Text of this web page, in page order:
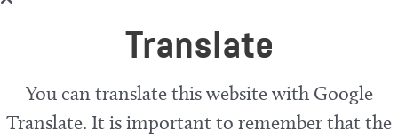
Translate
You can translate this website with Google
Translate. It is important to remember that the